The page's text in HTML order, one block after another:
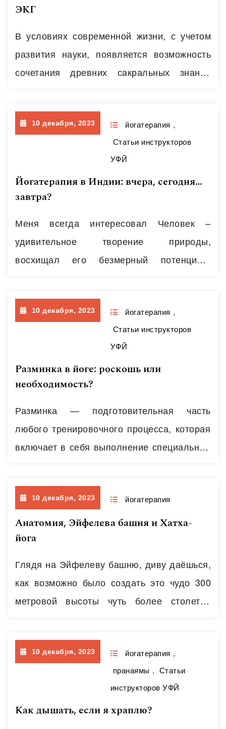
обеспечивающей тканевые окислительно-
энергии в организме, является
дыхательная. Индивидуальные
особенности дыхания: тип, глубина,
связаны с состоянием…Читать далее
ЭКГ
В условиях современной жизни, с учетом
развития науки, появляется возможность
сочетания древних сакральных знаний
Использование диагностических приборов
дает возможность расширить уровень
знаний о своем организме, о процессах
протекающих внутри, невидимых
невооруженным глазом; строить
комплексы хатха йоги с учетом
индивидуальных особенностей.
отражается в физическом теле. Выполняя
10 декабря, 2023 йогатерапия ,
Статьи инструкторов
УФЙ
Йогатерапия в Индии: вчера, сегодня…
завтра?
Меня всегда интересовал Человек –
удивительное творение природы,
восхищал его безмерный потенциал,
гармоничность тела и психики. Поэтому я и
стала врачом. Но привычная для нас,
европейцев, медицина, со всеми ее
достижениями и новейшими технологиями,
зачастую не давала ответов. Скорее
возникало все больше и больше вопросов.
Я училась психологии. Начала
заниматься…
10 декабря, 2023 йогатерапия ,
Статьи инструкторов
УФЙ
Разминка в йоге: роскошь или
необходимость?
Разминка — подготовительная часть
любого тренировочного процесса, которая
включает в себя выполнение специальных
основной частью тренировочного
комплекса. Основной целью разминки
является достижение оптимального уровня
возбудимости ЦНС, мобилизация
перед предстоящей нагрузкой. Иногда
подвергается сомнению необходимость
динамической разминки в структуре
разминка не только необходима, но и…
Читать далее
10 декабря, 2023 йогатерапия
Анатомия, Эйфелева башня и Хатха-
йога
Глядя на Эйфелеву башню, диву даёшься,
как возможно было создать это чудо 300
метровой высоты чуть более столетия
ажурное решение «железной леди»
Парижа появилось у Александра Густава
Эйфеля при знакомстве с работами
немецкого палеонтолога Германа фон
Майера по архитектуре губчатой кости. А
10 декабря, 2023 йогатерапия ,
пранаямы ,
Статьи
инструкторов УФЙ
Как дышать, если я храплю?